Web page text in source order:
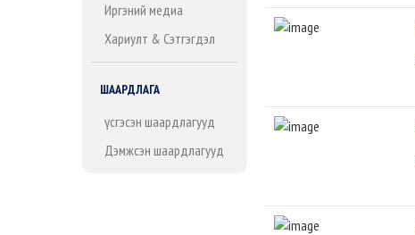
Иргэний медиа
Хариулт & Сэтгэгдэл
ШААРДЛАГА
Үүсгэсэн шаардлагууд
Дэмжсэн шаардлагууд